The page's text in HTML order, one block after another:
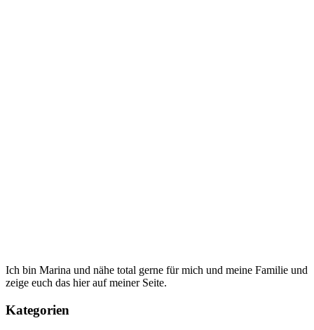
Ich bin Marina und nähe total gerne für mich und meine Familie und
zeige euch das hier auf meiner Seite.
Kategorien